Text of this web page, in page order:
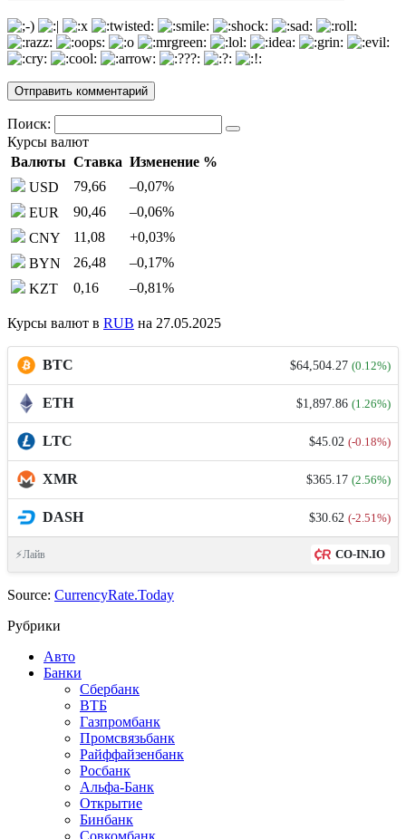
Поиск:
Курсы валют
Валюты Ставка Изменение %
USD
79,66 –0,07%
EUR
90,46 –0,06%
CNY
11,08 +0,03%
BYN
26,48 –0,17%
KZT
0,16 –0,81%
Курсы валют в RUB на 27.05.2025
BTC $64,504.27 (0.12%)
ETH $1,897.86 (1.26%)
LTC $45.02 (-0.18%)
XMR $365.17 (2.56%)
DASH $30.62 (-2.51%)
⚡Лайв CO-IN.IO
Source: CurrencyRate.Today
Рубрики
Авто
Банки
Сбербанк
ВТБ
Газпромбанк
Промсвязьбанк
Райффайзенбанк
Росбанк
Альфа-Банк
Открытие
Бинбанк
Совкомбанк